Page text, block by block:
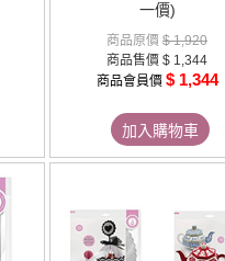
一價)
商品原價 $ 1,920
商品售價 $ 1,344
商品會員價 $ 1,344
加入購物車